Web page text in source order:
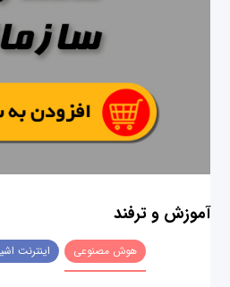
آموزش و ترفند
هوش مصنوعی اینترنت